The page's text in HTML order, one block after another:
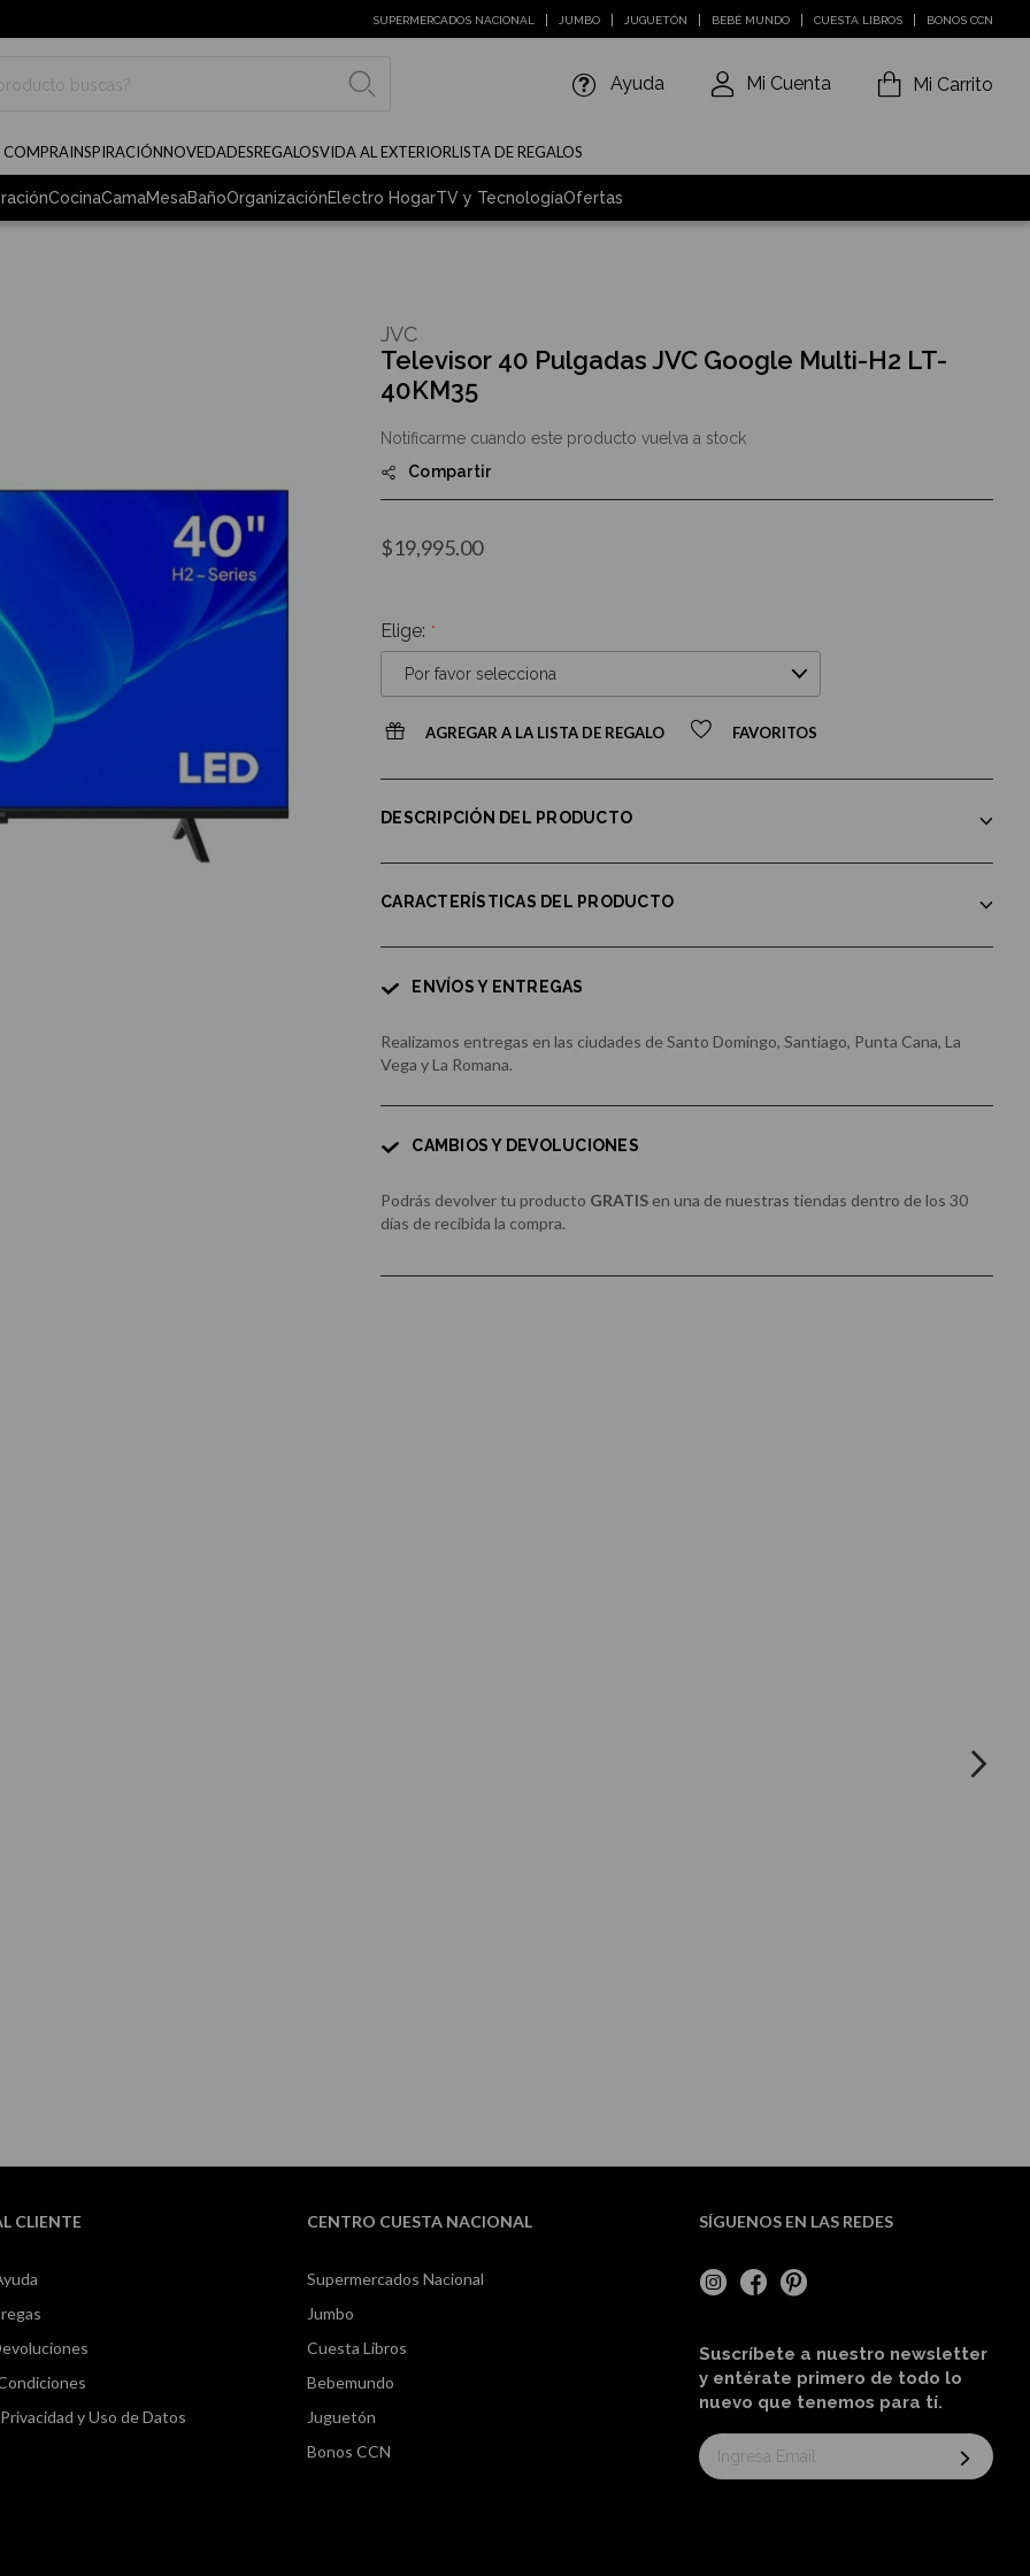
SUPERMERCADOS NACIONAL JUMBO JUGUETÓN BEBÉ MUNDO CUESTA LIBROS BONOS CCN
Ayuda Mi Cuenta Mi Carrito
COMPRAINSPIRACIÓNNOVEDADESREGALOSVIDA AL EXTERIORLISTA DE REGALOS
CocinaCamaMesaBañoOrganizaciónElectro HogarTV y TecnologíaOfertas
Televisor 40 Pulgadas JVC Google Multi-H2 LT-
40KM35
Compartir
$19,995.00
Notificarme cuando este producto vuelva a stock
Elige:
AGREGAR A LA LISTA DE REGALO FAVORITOS
JVC
DESCRIPCIÓN DEL PRODUCTO
CARACTERÍSTICAS DEL PRODUCTO
ENVÍOS Y ENTREGAS
Realizamos entregas en las ciudades de Santo Domingo, Santiago, Punta Cana, La
Vega y La Romana.
CAMBIOS Y DEVOLUCIONES
Podrás devolver tu producto GRATIS en una de nuestras tiendas dentro de los 30
días de recibida la compra.
CLIENTE
y Uso de Datos
CENTRO CUESTA NACIONAL
Supermercados Nacional
Jumbo
Cuesta Libros
Bebemundo
Juguetón
Bonos CCN
SÍGUENOS EN LAS REDES
Suscríbete a nuestro newsletter
y entérate primero de todo lo
nuevo que tenemos para tí.
Suscríbase
al